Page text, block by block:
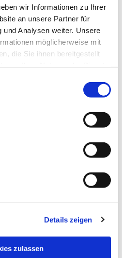
wir Informationen zu Ihrer
an unsere Partner für
und Analysen weiter. Unsere
möglicherweise mit
die Sie ihnen bereitgestellt
Details zeigen
zulassen
Wagner-Str.